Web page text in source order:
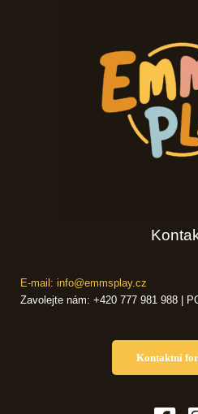
E-mail: info@emmsplay.cz
Zavolejte nám: +420 777 981 988 |
Kontaktní